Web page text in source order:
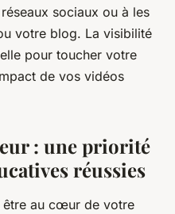
sociaux ou à les
votre blog. La visibilité
pour toucher votre
de vos vidéos
: une priorité
réussies
être au cœur de votre